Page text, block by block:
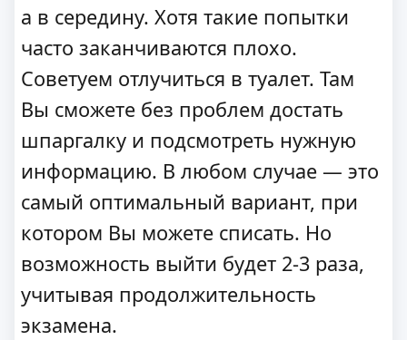
а в середину. Хотя такие попытки
часто заканчиваются плохо.
Советуем отлучиться в туалет. Там
Вы сможете без проблем достать
шпаргалку и подсмотреть нужную
информацию. В любом случае — это
самый оптимальный вариант, при
котором Вы можете списать. Но
возможность выйти будет 2-3 раза,
учитывая продолжительность
экзамена.